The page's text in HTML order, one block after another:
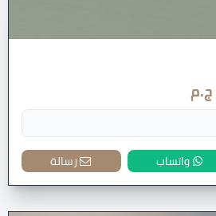
واتساب رسالة